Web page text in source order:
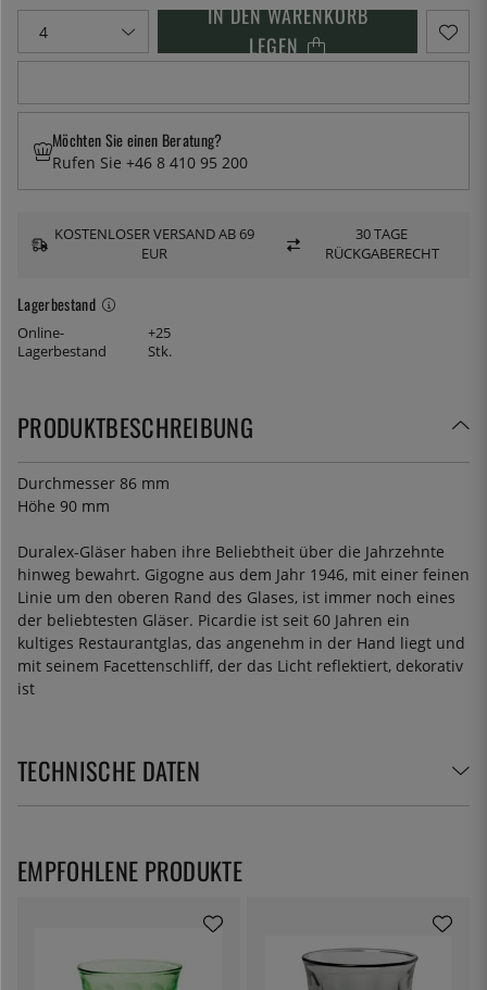
IN DEN WARENKORB
LEGEN
Lagerbestand
Online-
Lagerbestand
+25
Stk.
Möchten Sie einen Beratung?
Rufen Sie +46 8 410 95 200
KOSTENLOSER VERSAND AB 69
EUR
30 TAGE
RÜCKGABERECHT
PRODUKTBESCHREIBUNG
Durchmesser 86 mm
Höhe 90 mm
Duralex-Gläser haben ihre Beliebtheit über die Jahrzehnte
hinweg bewahrt. Gigogne aus dem Jahr 1946, mit einer feinen
Linie um den oberen Rand des Glases, ist immer noch eines
der beliebtesten Gläser. Picardie ist seit 60 Jahren ein
kultiges Restaurantglas, das angenehm in der Hand liegt und
mit seinem Facettenschliff, der das Licht reflektiert, dekorativ
ist
TECHNISCHE DATEN
EMPFOHLENE PRODUKTE